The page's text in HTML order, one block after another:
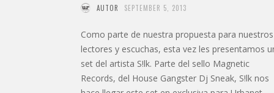
AUTOR SEPTEMBER 5, 2013
Como parte de nuestra propuesta para nuestros
lectores y escuchas, esta vez les presentamos
set del artista S!lk. Parte del sello Magnetic
Records, del House Gangster Dj Sneak, S!lk nos